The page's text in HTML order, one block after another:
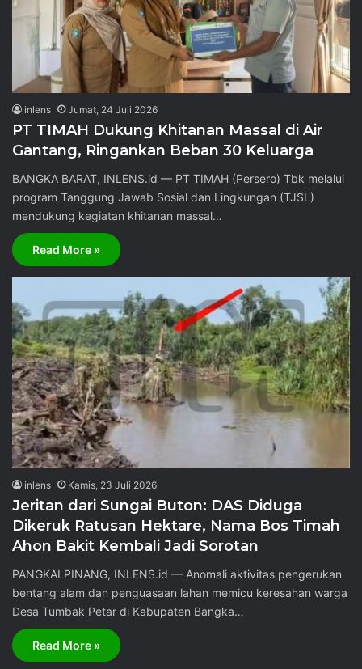
inlens Jumat, 24 Juli 2026
PT TIMAH Dukung Khitanan Massal di Air
Gantang, Ringankan Beban 30 Keluarga
BANGKA BARAT, INLENS.id — PT TIMAH (Persero) Tbk melalui
program Tanggung Jawab Sosial dan Lingkungan (TJSL)
mendukung kegiatan khitanan massal…
Read More »
inlens Kamis, 23 Juli 2026
Jeritan dari Sungai Buton: DAS Diduga
Dikeruk Ratusan Hektare, Nama Bos Timah
Ahon Bakit Kembali Jadi Sorotan
PANGKALPINANG, INLENS.id — Anomali aktivitas pengerukan
bentang alam dan penguasaan lahan memicu keresahan warga
Desa Tumbak Petar di Kabupaten Bangka…
Read More »